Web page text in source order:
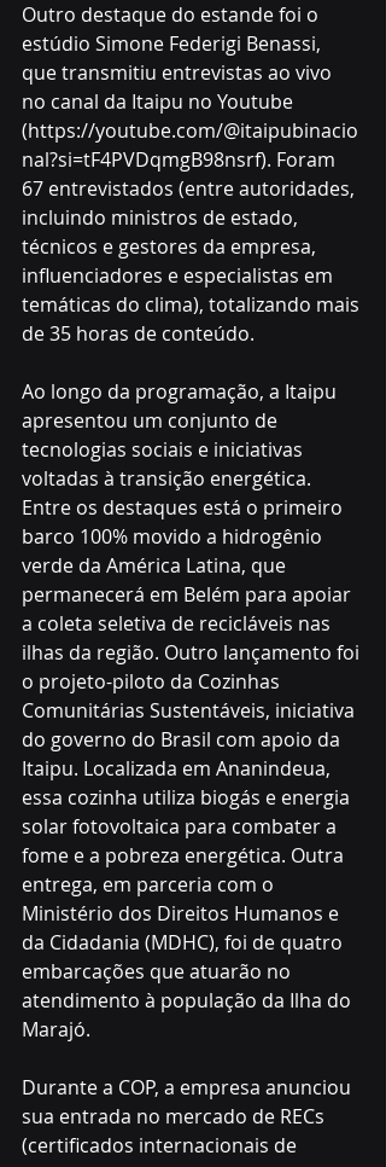
Outro destaque do estande foi o
estúdio Simone Federigi Benassi,
que transmitiu entrevistas ao vivo
no canal da Itaipu no Youtube
(https://youtube.com/@itaipubinacio
nal?si=tF4PVDqmgB98nsrf). Foram
67 entrevistados (entre autoridades,
incluindo ministros de estado,
técnicos e gestores da empresa,
influenciadores e especialistas em
temáticas do clima), totalizando mais
de 35 horas de conteúdo.
Ao longo da programação, a Itaipu
apresentou um conjunto de
tecnologias sociais e iniciativas
voltadas à transição energética.
Entre os destaques está o primeiro
barco 100% movido a hidrogênio
verde da América Latina, que
permanecerá em Belém para apoiar
a coleta seletiva de recicláveis nas
ilhas da região. Outro lançamento foi
o projeto-piloto da Cozinhas
Comunitárias Sustentáveis, iniciativa
do governo do Brasil com apoio da
Itaipu. Localizada em Ananindeua,
essa cozinha utiliza biogás e energia
solar fotovoltaica para combater a
fome e a pobreza energética. Outra
entrega, em parceria com o
Ministério dos Direitos Humanos e
da Cidadania (MDHC), foi de quatro
embarcações que atuarão no
atendimento à população da Ilha do
Marajó.
Durante a COP, a empresa anunciou
sua entrada no mercado de RECs
(certificados internacionais de